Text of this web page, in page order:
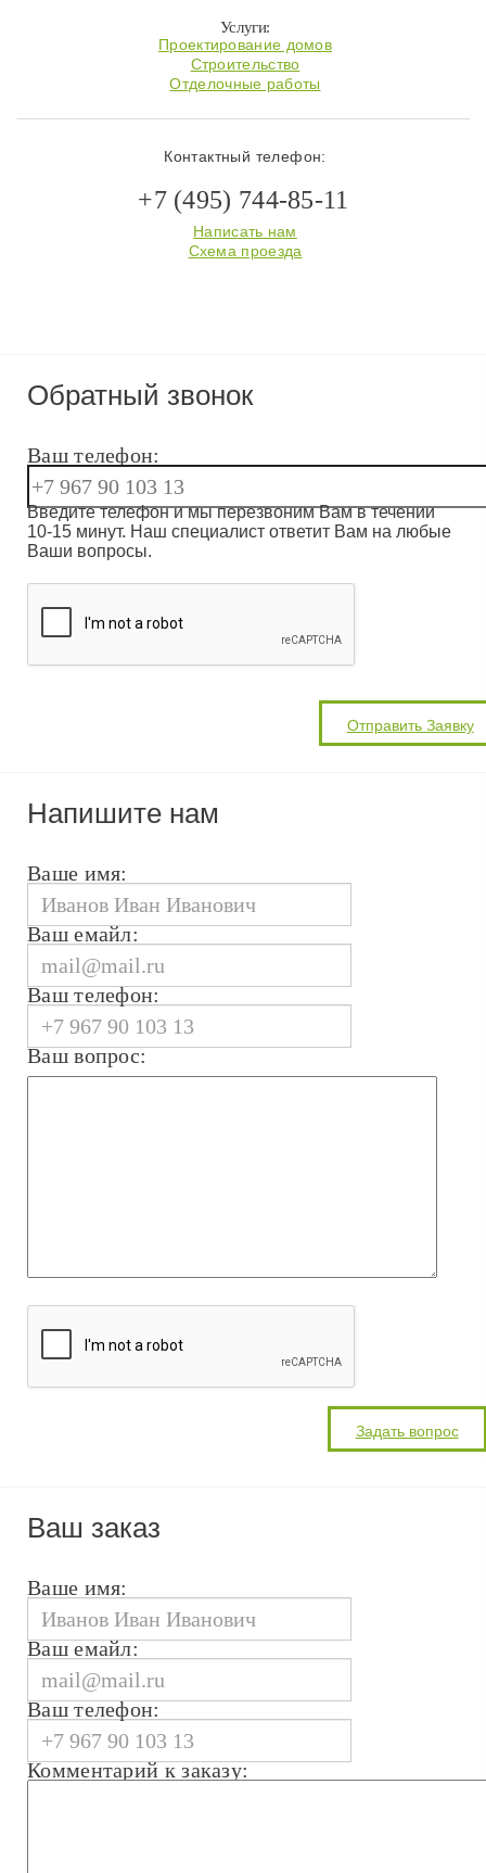
Услуги:
Проектирование домов
Строительство
Отделочные работы
Контактный телефон:
+7 (495) 744-85-11
Написать нам
Схема проезда
Обратный звонок
Ваш телефон:
Введите телефон и мы перезвоним Вам в течении
10-15 минут. Наш специалист ответит Вам на любые
Ваши вопросы.
Напишите нам
Ваше имя:
Ваш емайл:
Ваш телефон:
Ваш вопрос:
Ваш заказ
Ваше имя:
Ваш емайл:
Ваш телефон:
Комментарий к заказу: